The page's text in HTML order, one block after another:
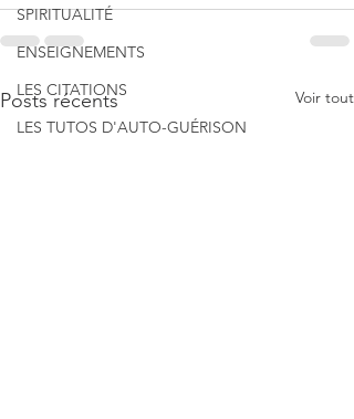
SPIRITUALITÉ
ENSEIGNEMENTS
LES CITATIONS
LES TUTOS D'AUTO-GUÉRISON
Posts récents Voir tout